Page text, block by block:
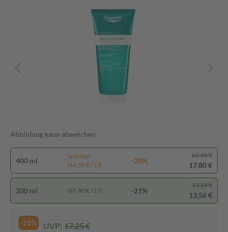
Abbildung kann abweichen
400 ml
Spartipp
(44,50 € / 1 l)
-20%
22,25 €
17,80 €
200 ml (67,80 € / 1 l) -21%
17,25 €
13,56 €
-21% UVP: 17,25 €